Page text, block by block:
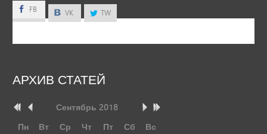
FB
FB VK TW
АРХИВ СТАТЕЙ
Сентябрь 2018
Пн
Вт Ср Чт Пт Сб
Вс